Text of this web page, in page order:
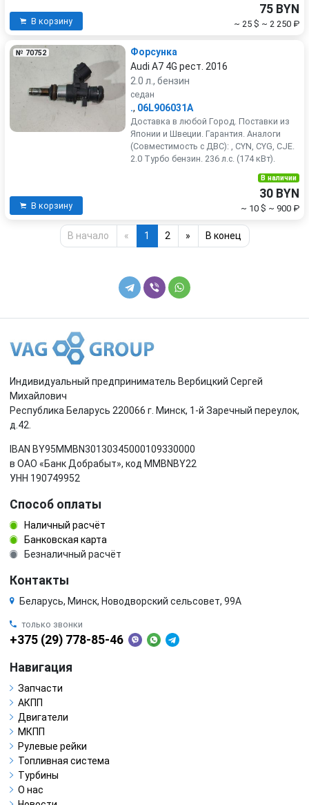
В корзину
75 BYN
~ 25 $ ~ 2 250 ₽
№ 70752
Форсунка
Audi A7 4G рест. 2016
2.0 л., бензин
седан
., 06L906031A
Доставка в любой Город. Поставки из
Японии и Швеции. Гарантия. Аналоги
(Совместимость с ДВС): , CYN, CYG, CJE.
2.0 Турбо бензин. 236 л.с. (174 кВт).
В корзину
В наличии
30 BYN
~ 10 $ ~ 900 ₽
В начало « 1 2 » В конец
Индивидуальный предприниматель Вербицкий Сергей
Михайлович
Республика Беларусь 220066 г. Минск, 1-й Заречный переулок,
д.42.
IBAN BY95MMBN30130345000109330000
в ОАО «Банк Добрабыт», код MMBNBY22
УНН 190749952
Способ оплаты
Наличный расчёт
Банковская карта
Безналичный расчёт
Контакты
Беларусь, Минск, Новодворский сельсовет, 99А
только звонки
+375 (29) 778-85-46
Навигация
Запчасти
АКПП
Двигатели
МКПП
Рулевые рейки
Топливная система
Турбины
О нас